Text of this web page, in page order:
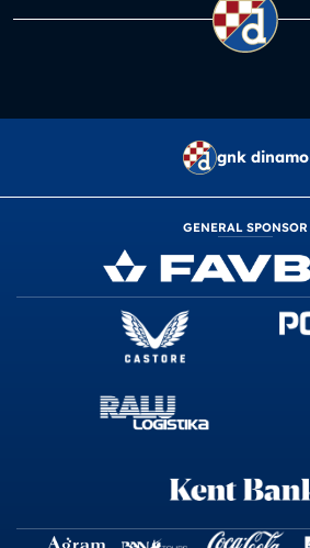
gnk dinamo
GENERAL SPONSOR